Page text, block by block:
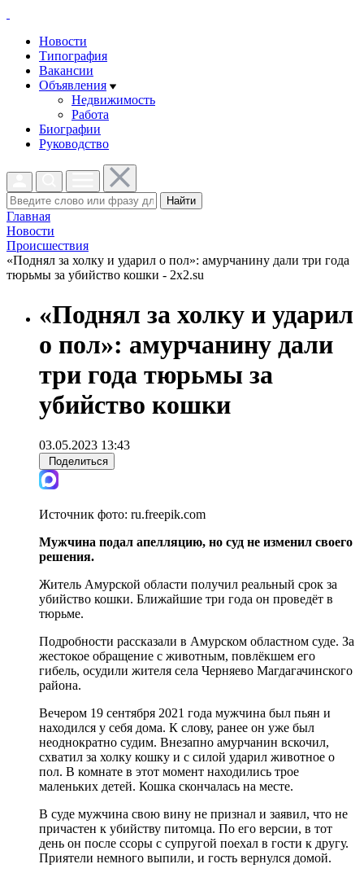
Новости
Типография
Вакансии
Объявления
Недвижимость
Работа
Биографии
Руководство
Найти
Главная
Новости
Проиcшествия
«Поднял за холку и ударил о пол»: амурчанину дали три года
тюрьмы за убийство кошки - 2x2.su
«Поднял за холку и ударил
о пол»: амурчанину дали
три года тюрьмы за
убийство кошки
03.05.2023 13:43
Поделиться
Источник фото: ru.freepik.com
Мужчина подал апелляцию, но суд не изменил своего
решения.
Житель Амурской области получил реальный срок за
убийство кошки. Ближайшие три года он проведёт в
тюрьме.
Подробности рассказали в Амурском областном суде. За
жестокое обращение с животным, повлёкшем его
гибель, осудили жителя села Черняево Магдагачинского
района.
Вечером 19 сентября 2021 года мужчина был пьян и
находился у себя дома. К слову, ранее он уже был
неоднократно судим. Внезапно амурчанин вскочил,
схватил за холку кошку и с силой ударил животное о
пол. В комнате в этот момент находились трое
маленьких детей. Кошка скончалась на месте.
В суде мужчина свою вину не признал и заявил, что не
причастен к убийству питомца. По его версии, в тот
день он после ссоры с супругой поехал в гости к другу.
Приятели немного выпили, и гость вернулся домой.